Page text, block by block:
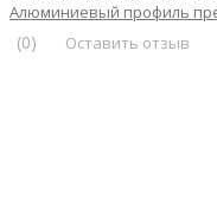
Алюминиевый профиль
(0) Оставить отзыв